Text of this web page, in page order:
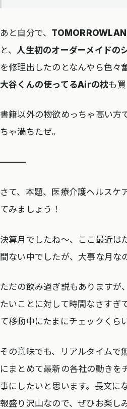
あと自分で、
と、 人生初のオーダーメイドの
を修理出したのとなんやら色々
大谷くんの使ってるAirの枕も
書籍以外の物欲めっちゃ高い方
ちゃ満ちたぜ。
———
さて、本題、医療介護ヘルスケ
てみましょう！
決算月でしたね〜、ここ最近は
間ない中でしたが、大事な月な
ただの飲み過ぎ説もありますが
たいことに対して時間なさすぎ
て移動中にたまにチェックくら
その意味でも、リアルタイムで
にまとめて最新の各社の動きを
事にしたいと思います。長文に
報盛り沢山なので、ぜひお楽し